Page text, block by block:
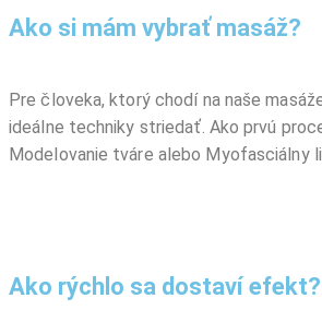
Ako si mám vybrať masáž?
Pre človeka, ktorý chodí na naše
ideálne techniky striedať. Ako prvú
Modelovanie tváre alebo Myofasciálny
Ako rýchlo sa dostaví efekt?